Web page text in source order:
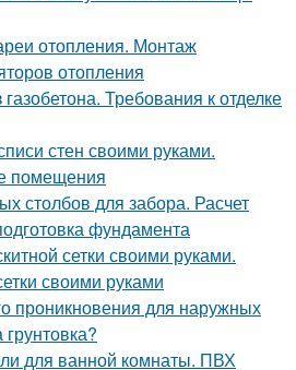
отопления. Монтаж
отопления
Требования к отделке
стен своими руками.
помещения
столбов для забора. Расчет
фундамента
сетки своими руками.
своими руками
проникновения для наружных
для ванной комнаты. ПВХ